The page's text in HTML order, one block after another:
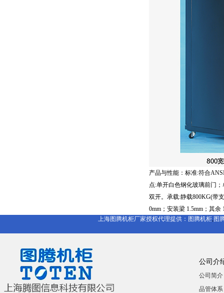
产品与性能：标准:符合
点:单开白色钢化玻璃前门
双开。承载:静载800KG(带
0mm；安装梁 1.5mm；其
上海图腾机柜厂家授权代理提供： 图腾机柜, 图
公司介
公司简介
品管体系